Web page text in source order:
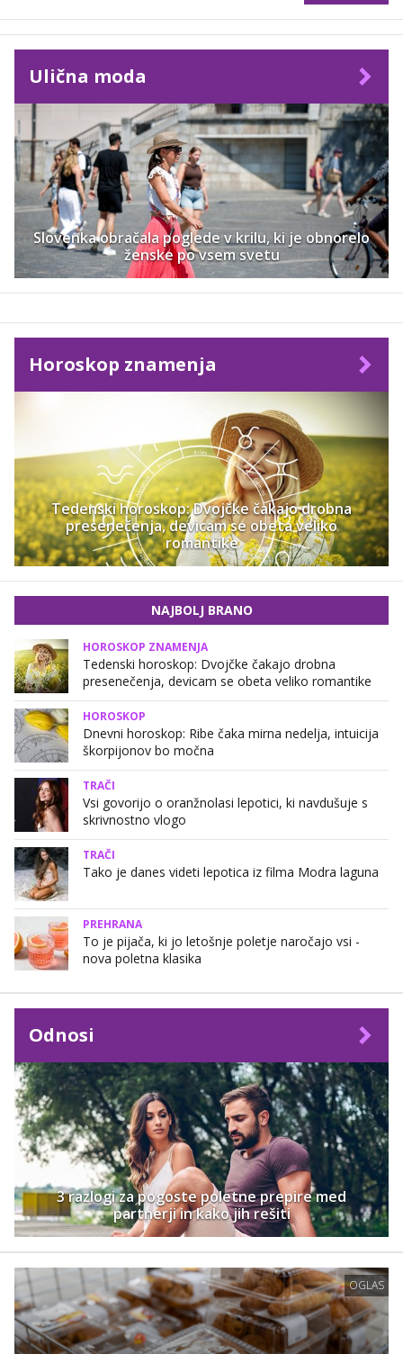
Ulična moda
Slovenka obračala poglede v krilu, ki je obnorelo
ženske po vsem svetu
Horoskop znamenja
Tedenski horoskop: Dvojčke čakajo drobna
presenečenja, devicam se obeta veliko
romantike
NAJBOLJ BRANO
HOROSKOP ZNAMENJA
Tedenski horoskop: Dvojčke čakajo drobna
presenečenja, devicam se obeta veliko romantike
HOROSKOP
Dnevni horoskop: Ribe čaka mirna nedelja, intuicija
škorpijonov bo močna
TRAČI
Vsi govorijo o oranžnolasi lepotici, ki navdušuje s
skrivnostno vlogo
TRAČI
Tako je danes videti lepotica iz filma Modra laguna
PREHRANA
To je pijača, ki jo letošnje poletje naročajo vsi -
nova poletna klasika
Odnosi
3 razlogi za pogoste poletne prepire med
partnerji in kako jih rešiti
OGLAS